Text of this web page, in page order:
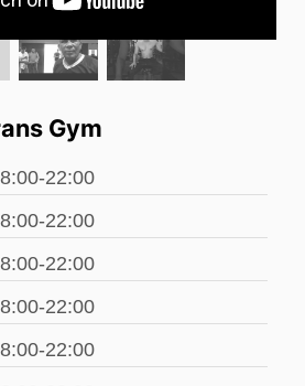
Gym
22:00
22:00
22:00
22:00
22:00